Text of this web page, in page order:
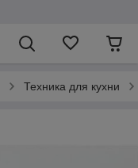
Техника для кухни